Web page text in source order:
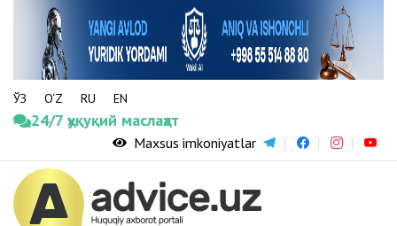
ЎЗ O‘Z RU EN
24/7 ҳуқуқий маслаҳат
Maxsus imkoniyatlar